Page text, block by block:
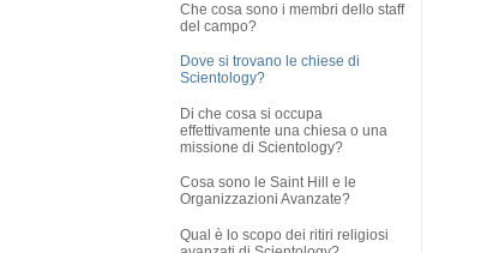
Che cosa sono i membri dello staff
del campo?
Dove si trovano le chiese di
Scientology?
Di che cosa si occupa
effettivamente una chiesa o una
missione di Scientology?
Cosa sono le Saint Hill e le
Organizzazioni Avanzate?
Qual è lo scopo dei ritiri religiosi